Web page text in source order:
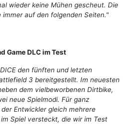
wieder keine Mühen gescheut. Die
immer auf den folgenden Seiten."
Game DLC im Test
den fünften und letzten
3 bereitgestellt. Im neuesten
dem vielbeworbenen Dirtbike,
neue Spielmodi. Für ganz
Entwickler gleich mehrere
Spiel versteckt, die wir im Test